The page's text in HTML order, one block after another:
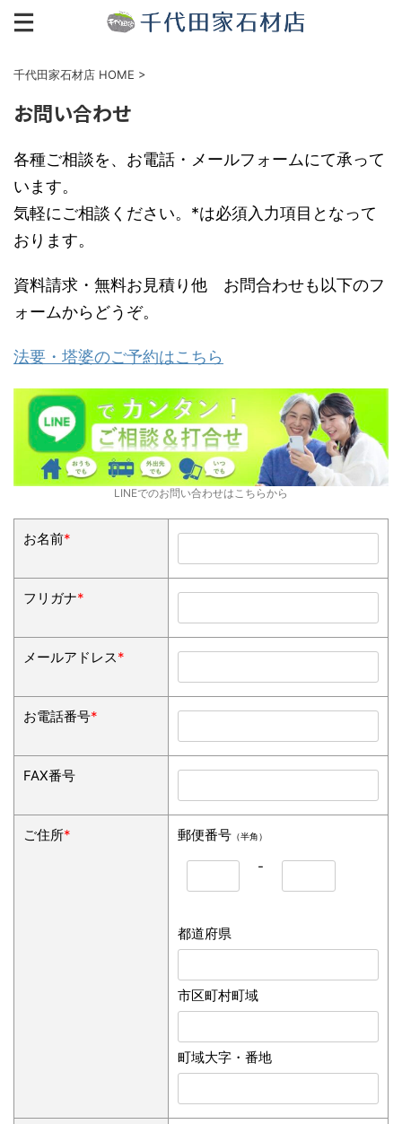
千代田家石材店 HOME >
お問い合わせ
各種ご相談を、お電話・メールフォームにて承って
います。
気軽にご相談ください。*は必須入力項目となって
おります。
資料請求・無料お見積り他 お問合わせも以下のフ
ォームからどうぞ。
法要・塔婆のご予約はこちら
LINEでのお問い合わせはこちらから
お名前*
フリガナ*
メールアドレス*
お電話番号*
FAX番号
ご住所* 郵便番号 （半角）
-
都道府県
市区町村町域
町域大字・番地